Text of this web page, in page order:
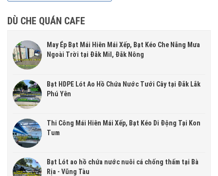
DÙ CHE QUÁN CAFE
May Ép Bạt Mái Hiên Mái Xếp, Bạt Kéo Che Nắng Mưa
Ngoài Trời tại Đắk Mil, Đắk Nông
Bạt HDPE Lót Ao Hồ Chứa Nước Tưới Cây tại Đắk Lắk
Phú Yên
Thi Công Mái Hiên Mái Xếp, Bạt Kéo Di Động Tại Kon
Tum
Bạt Lót ao hồ chứa nước nuôi cá chống thấm tại Bà
Rịa - Vũng Tàu